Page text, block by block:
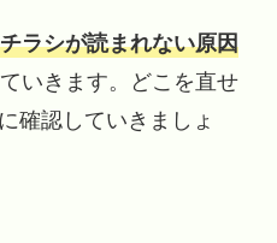
ラシが読まれない原因
いきます。どこを直せ
確認していきましょ